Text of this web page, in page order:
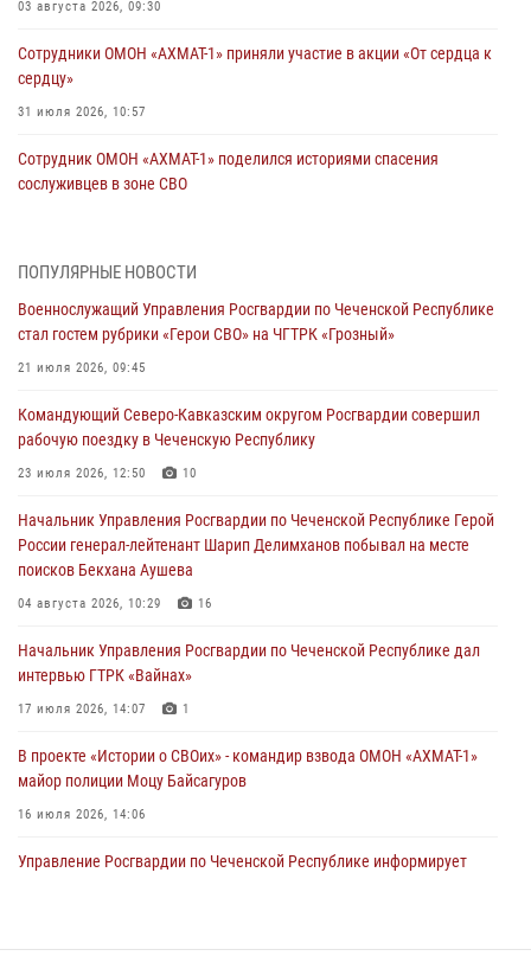
03 августа 2026, 09:30
Сотрудники ОМОН «АХМАТ-1» приняли участие в акции «От сердца к
сердцу»
31 июля 2026, 10:57
Сотрудник ОМОН «АХМАТ-1» поделился историями спасения
сослуживцев в зоне СВО
Командующий Северо-Кавказским округом Росгвардии совершил
23 июля 2026, 12:50
Военнослужащий Управления Росгвардии по Чеченской Республике
21 июля 2026, 09:45
В ДНР росгвардейцы уничтожили около 80 вражеских
19 июля 2026, 13:50
В Грозном Росгвардия обеспечила безопасность конно-спортивных
соревнований
ПОПУЛЯРНЫЕ НОВОСТИ
Военнослужащий Управления Росгвардии по Чеченской Республике
стал гостем рубрики «Герои СВО» на ЧГТРК «Грозный»
21 июля 2026, 09:45
Командующий Северо-Кавказским округом Росгвардии совершил
рабочую поездку в Чеченскую Республику
23 июля 2026, 12:50 10
Начальник Управления Росгвардии по Чеченской Республике Герой
России генерал-лейтенант Шарип Делимханов побывал на месте
поисков Бекхана Аушева
04 августа 2026, 10:29 16
Начальник Управления Росгвардии по Чеченской Республике дал
интервью ГТРК «Вайнах»
17 июля 2026, 14:07 1
В проекте «Истории о СВОих» - командир взвода ОМОН «АХМАТ-1»
майор полиции Моцу Байсагуров
16 июля 2026, 14:06
Управление Росгвардии по Чеченской Республике информирует